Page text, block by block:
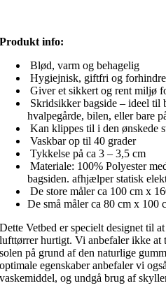
Produkt info:
Blød, varm og behagelig
Hygiejnisk, giftfri og
Giver et sikkert og rent miljø
Skridsikker bagside – ideel til
hvalpegårde, bilen, eller bare
Kan klippes til i den ønskede
Vaskbar op til 40 grader
Tykkelse på ca 3 – 3,5 cm
Materiale: 100% Polyester
bagsiden. afhjælper statisk
De store måler ca 100 cm x
De små måler ca 80 cm x 100
Dette Vetbed er specielt designet til
lufttørrer hurtigt. Vi anbefaler ikke at
solen på grund af den naturlige
optimale egenskaber anbefaler vi
vaskemiddel, og undgå brug af